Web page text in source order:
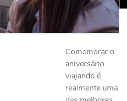
Comemorar o
aniversário
viajando é
realmente uma